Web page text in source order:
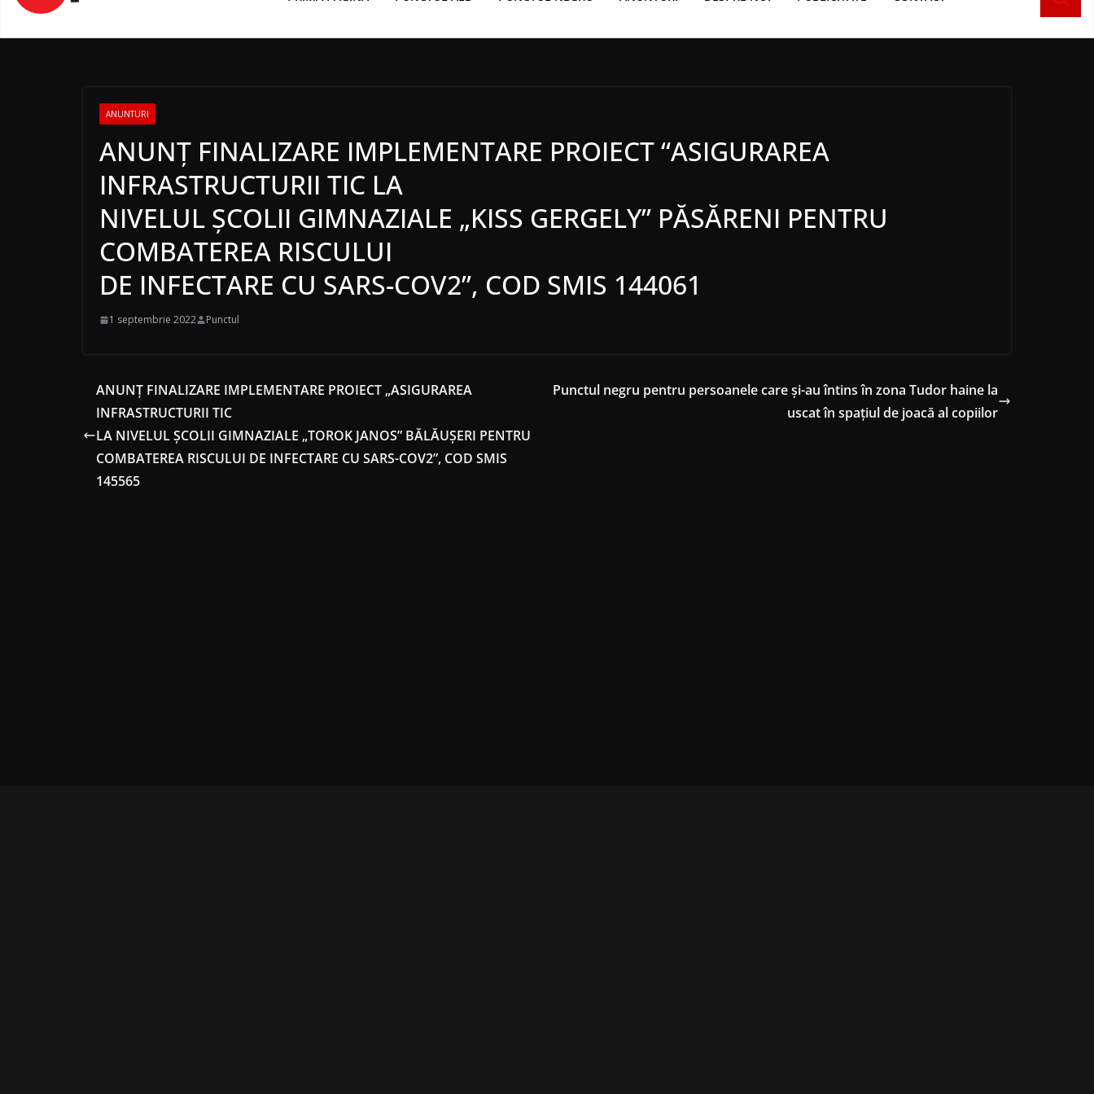
conținut
ANUNTURI
ANUNȚ FINALIZARE IMPLEMENTARE PROIECT “ASIGURAREA
INFRASTRUCTURII TIC LA
NIVELUL ȘCOLII GIMNAZIALE „KISS GERGELY” PĂSĂRENI PENTRU
COMBATEREA RISCULUI
DE INFECTARE CU SARS-COV2”, COD SMIS 144061
1 septembrie 2022 Punctul
ANUNȚ FINALIZARE IMPLEMENTARE PROIECT „ASIGURAREA
INFRASTRUCTURII TIC
LA NIVELUL ȘCOLII GIMNAZIALE „TOROK JANOS” BĂLĂUȘERI PENTRU
COMBATEREA RISCULUI DE INFECTARE CU SARS-COV2”, COD SMIS
145565
Punctul negru pentru persoanele care și-au întins în zona Tudor haine la
uscat în spațiul de joacă al copiilor